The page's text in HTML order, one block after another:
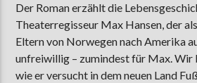
Der Roman erzählt die
Theaterregisseur Max Hansen, der
Eltern von Norwegen nach Amerika
unfreiwillig – zumindest für Max. Wir
wie er versucht in dem neuen Land